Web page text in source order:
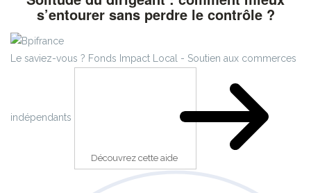
s’entourer sans perdre le contrôle ?
Le saviez-vous ? Fonds Impact Local - Soutien aux commerces
indépendants
Découvrez cette aide